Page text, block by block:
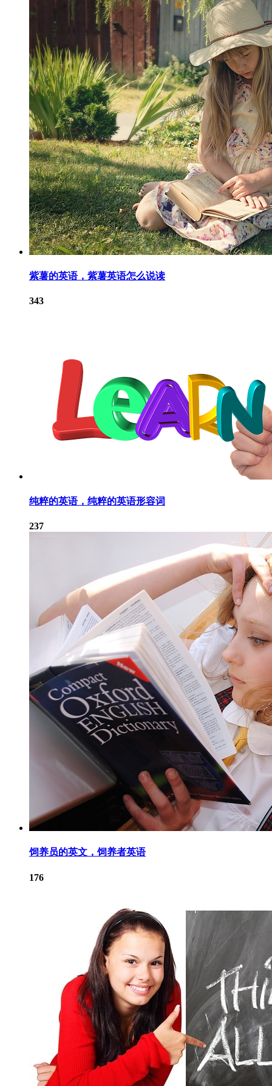
紫薯的英语，紫薯英语怎么说读
343
纯粹的英语，纯粹的英语形容词
237
饲养员的英文，饲养者英语
176